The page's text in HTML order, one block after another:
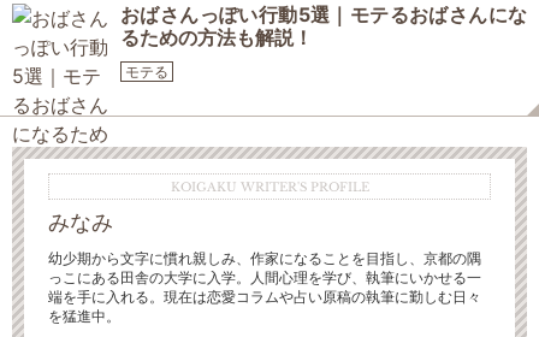
おばさんっぽい行動5選｜モテるおばさんにな
るための方法も解説！
モテる
KOIGAKU WRITER'S PROFILE
みなみ
幼少期から文字に慣れ親しみ、作家になることを目指し、京都の隅
っこにある田舎の大学に入学。人間心理を学び、執筆にいかせる一
端を手に入れる。現在は恋愛コラムや占い原稿の執筆に勤しむ日々
を猛進中。